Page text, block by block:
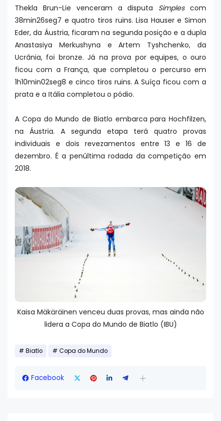
Thekla Brun-Lie venceram a disputa Simplescom
38min26seg7 e quatro tiros ruins. Lisa Hauser e Simon
Eder, da Áustria, ficaram na segunda posição e a dupla
Anastasiya Merkushyna e Artem Tyshchenko, da
Ucrânia, foi bronze. Já na prova por equipes, o ouro
ficou com a França, que completou o percurso em
1h10min02seg8 e cinco tiros ruins. A Suíça ficou com a
prata e a Itália completou o pódio.
A Copa do Mundo de Biatlo embarca para Hochfilzen,
na Áustria. A segunda etapa terá quatro provas
individuais e dois revezamentos entre 13 e 16 de
dezembro. É a penúltima rodada da competição em
2018.
Kaisa Mäkäräinen venceu duas provas, mas ainda não
lidera a Copa do Mundo de Biatlo (IBU)
Biatlo Copa do Mundo
Facebook